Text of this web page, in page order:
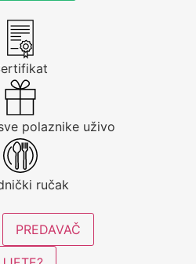
polaznike uživo
ručak
PREDAVAČ